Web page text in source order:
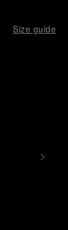
Size guide